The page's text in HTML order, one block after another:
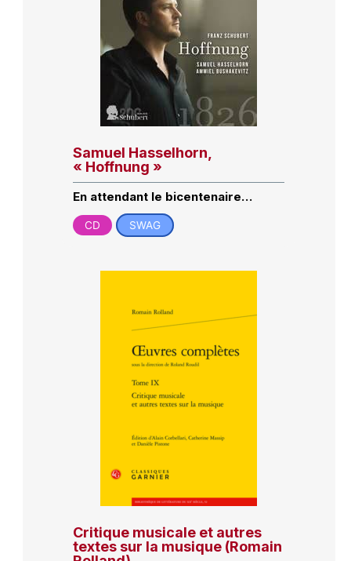
Samuel Hasselhorn,
« Hoffnung »
En attendant le bicentenaire…
CD SWAG
Critique musicale et autres
textes sur la musique (Romain